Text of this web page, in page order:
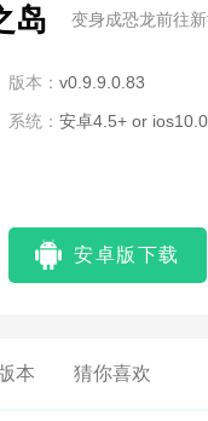
岛 变身成恐龙前往新
版本： v0.9.9.0.83
系统： 安卓4.5+ or
安卓版下载
本 猜你喜欢